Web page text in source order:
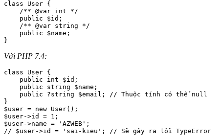
class User {
    /** @var int */
    public $id;
    /** @var string */
    public $name;
Với PHP 7.4:
class User {
    public int $id;
    public string $name;
    public ?string $email; // Thuộc tính có thể null
}
$user = new User();
$user->id = 1;
$user->name = 'AZWEB';